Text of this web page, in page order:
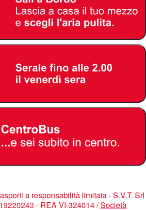
a responsabilità limitata - S.V.T. Srl
- REA VI-324014 /Società